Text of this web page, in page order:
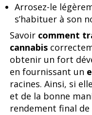
Arrosez-le
s’habituer à son
Savoir comment
cannabis
obtenir un fort
en fournissant un
racines. Ainsi, si
et de la bonne
rendement final